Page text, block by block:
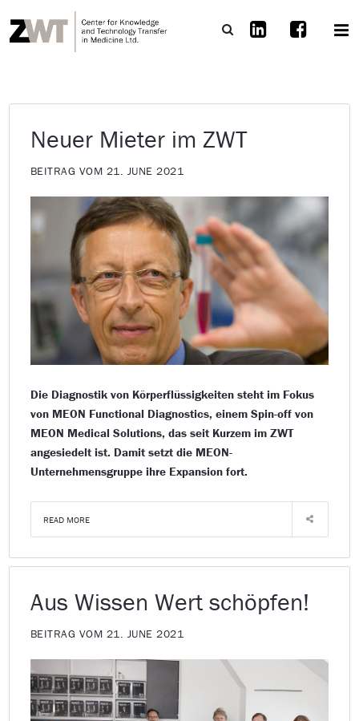
Neuer Mieter im ZWT
BEITRAG VOM 21. JUNE 2021
Die Diagnostik von Körperflüssigkeiten steht im Fokus
von MEON Functional Diagnostics, einem Spin-off von
MEON Medical Solutions, das seit Kurzem im ZWT
angesiedelt ist. Damit setzt die MEON-
Unternehmensgruppe ihre Expansion fort.
READ MORE
Aus Wissen Wert schöpfen!
BEITRAG VOM 21. JUNE 2021